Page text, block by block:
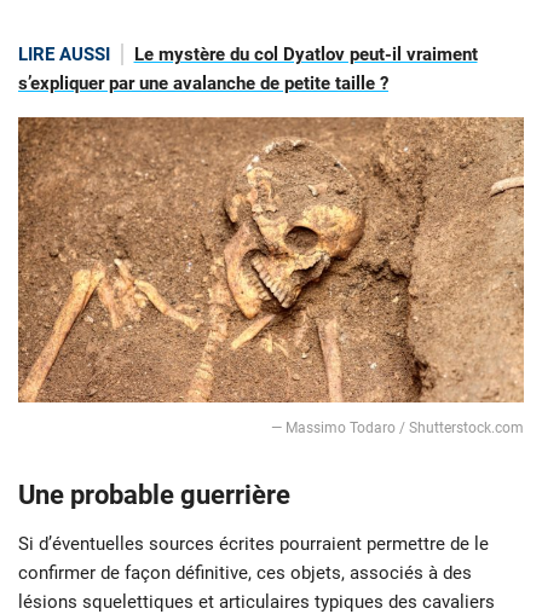
LIRE AUSSI
Le mystère du col Dyatlov peut-il vraiment
s’expliquer par une avalanche de petite taille ?
— Massimo Todaro / Shutterstock.com
Une probable guerrière
Si d’éventuelles sources écrites pourraient permettre de le
confirmer de façon définitive, ces objets, associés à des
lésions squelettiques et articulaires typiques des cavaliers